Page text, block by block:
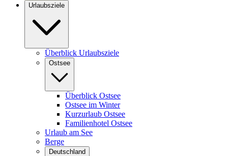
Urlaubsziele
Überblick Urlaubsziele
Ostsee
Überblick Ostsee
Ostsee im Winter
Kurzurlaub Ostsee
Familienhotel Ostsee
Urlaub am See
Berge
Deutschland